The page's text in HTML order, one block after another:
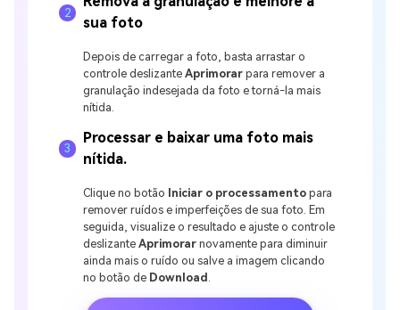
2
sua foto
Depois de carregar a foto, basta arrastar o
controle deslizanteAprimorar para remover a
granulação indesejada da foto e torná-la mais
nítida.
3
Processar e baixar uma foto mais
nítida.
Clique no botão Iniciar o processamento para
remover ruídos e imperfeições de sua foto. Em
seguida, visualize o resultado e ajuste o controle
deslizanteAprimorar novamente para diminuir
ainda mais o ruído ou salve a imagem clicando
no botão de Download